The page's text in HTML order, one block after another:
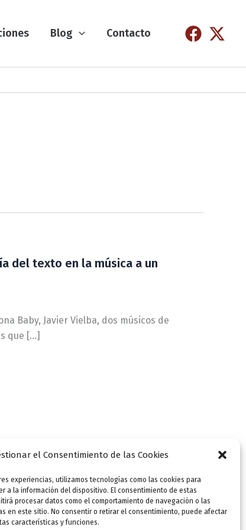
el Consentimiento de las Cookies
experiencias, utilizamos tecnologías como las cookies para
a la información del dispositivo. El consentimiento de estas
procesar datos como el comportamiento de navegación o las
en este sitio. No consentir o retirar el consentimiento, puede afectar
características y funciones.
Blog Contacto
del texto en la música a un
Baby, Javier Vielba, dos músicos de
que […]